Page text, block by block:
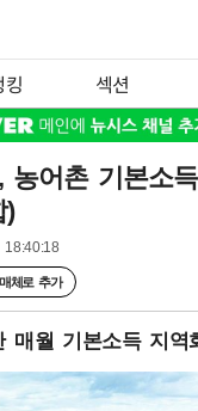
킹 섹션
농어촌 기본소
)
체로 추가
매월 기본소득 지역